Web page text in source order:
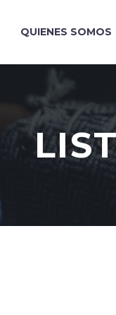
QUIENES SOMOS